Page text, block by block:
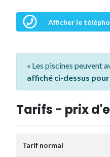
Afficher le
« Les piscines peuvent
affiché ci-dessus
Tarifs - prix
Tarif normal